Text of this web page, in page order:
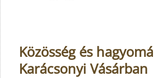
Közösség és
Karácsonyi Vásárban